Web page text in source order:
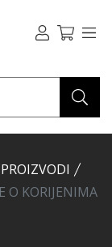
O KORIJENIMA